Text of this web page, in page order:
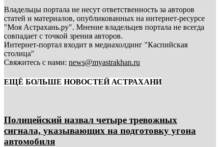
Владельцы портала не несут ответственность за авторов
статей и материалов, опубликованных на интернет-ресурсе
"Моя Астрахань.ру". Мнение владельцев портала не всегда
совпадает с точкой зрения авторов.
Интернет-портал входит в медиахолдинг "Каспийская
столица"
Свяжитесь с нами: news@myastrakhan.ru
ЕЩЁ БОЛЬШЕ НОВОСТЕЙ АСТРАХАНИ
Полицейский назвал четыре тревожных
сигнала, указывающих на подготовку угона
автомобиля